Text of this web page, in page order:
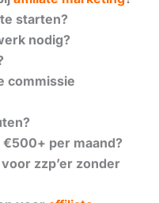
starten?
nodig?
commissie
€500+ per maand?
zzp’er zonder